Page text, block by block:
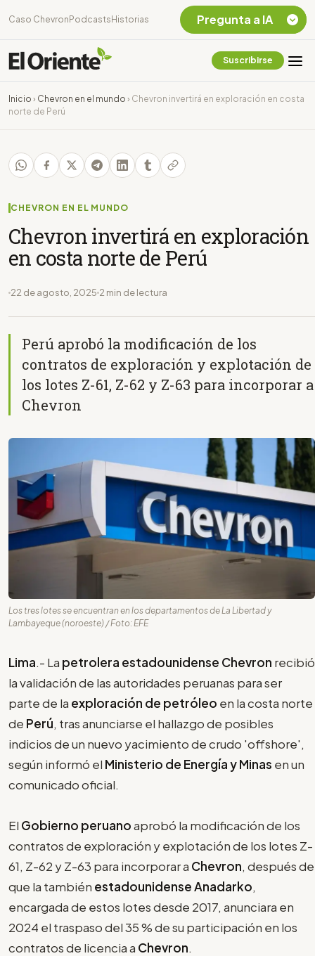
Caso Chevron Podcasts Historias
Suscribirse
Inicio › Chevron en el mundo › Chevron invertirá en exploración en costa
norte de Perú
CHEVRON EN EL MUNDO
Chevron invertirá en exploración
en costa norte de Perú
22 de agosto, 2025 2 min de lectura
Perú aprobó la modificación de los
contratos de exploración y explotación de
los lotes Z-61, Z-62 y Z-63 para incorporar a
Chevron
Los tres lotes se encuentran en los departamentos de La Libertad y
Lambayeque (noroeste) / Foto: EFE
Lima.- La petrolera estadounidense Chevron recibió
la validación de las autoridades peruanas para ser
parte de la exploración de petróleo en la costa norte
de Perú, tras anunciarse el hallazgo de posibles
indicios de un nuevo yacimiento de crudo 'offshore',
según informó el Ministerio de Energía y Minas en un
comunicado oficial.
El Gobierno peruanoaprobó la modificación de los
contratos de exploración y explotación de los lotes Z-
61, Z-62 y Z-63 para incorporar a Chevron, después de
que la también estadounidense Anadarko,
encargada de estos lotes desde 2017, anunciara en
2024 el traspaso del 35 % de su participación en los
contratos de licencia a Chevron.
Pregunta a IA
Chevron Ecuador